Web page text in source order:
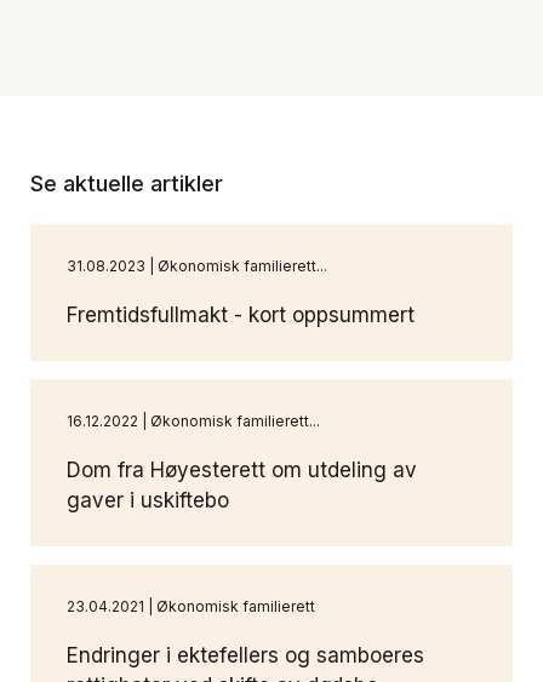
Se aktuelle artikler
31.08.2023 | Økonomisk familierett...
Fremtidsfullmakt - kort oppsummert
16.12.2022 | Økonomisk familierett...
Dom fra Høyesterett om utdeling av
gaver i uskiftebo
23.04.2021 | Økonomisk familierett
Endringer i ektefellers og samboeres